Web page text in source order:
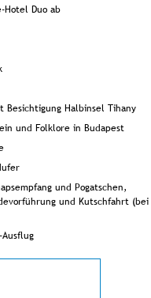
Hotel Duo ab
Halbinsel Tihany
und Folklore in Budapest
und Pogatschen,
und Kutschfahrt (bei